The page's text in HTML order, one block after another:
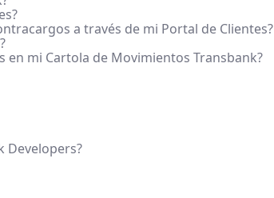
a través de mi Portal de Clientes?
en mi Cartola de Movimientos Transbank?
Developers?